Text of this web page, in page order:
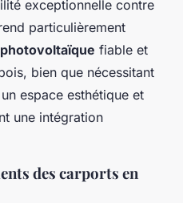
exceptionnelle contre
particulièrement
photovoltaïque fiable et
bien que nécessitant
espace esthétique et
une intégration
des carports en